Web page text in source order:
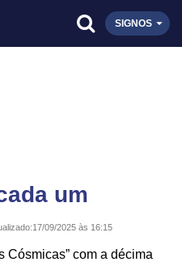
SIGNOS
um
17/09/2025 às 16:15
Cósmicas” com a décima